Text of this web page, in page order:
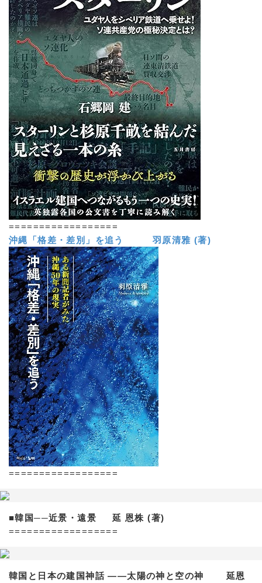
==================
沖縄「格差・差別」を追う 羽原清雅 (著)
==================
■韓国──近景・遠景 延 恩株 (著)
==================
韓国と日本の建国神話 ——太陽の神と空の神 延恩